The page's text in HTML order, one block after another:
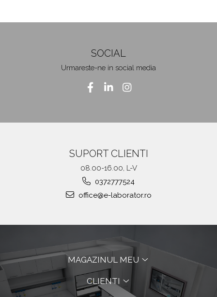
SOCIAL
Urmareste-ne in social media
SUPORT CLIENTI
08.00-16.00, L-V
0372777524
office@e-laborator.ro
MAGAZINUL MEU
CLIENTI